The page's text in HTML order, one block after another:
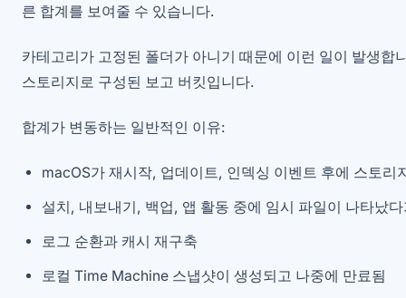
른 합계를 보여줄 수 있습니다.
카테고리가 고정된 폴더가 아니기 때문에 이런 일이 발생합
스토리지로 구성된 보고 버킷입니다.
합계가 변동하는 일반적인 이유:
macOS가 재시작, 업데이트, 인덱싱 이벤트 후에 스토리
설치, 내보내기, 백업, 앱 활동 중에 임시 파일이 나타났
로그 순환과 캐시 재구축
로컬 Time Machine 스냅샷이 생성되고 나중에 만료됨